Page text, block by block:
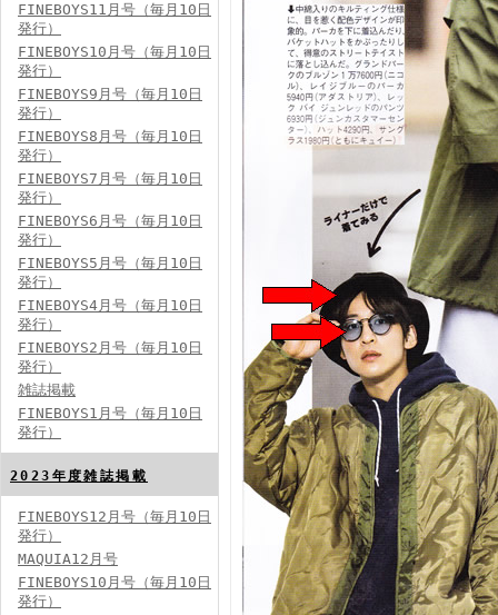
FINEBOYS2024年4月号
FINEBOYS2024年2月号
FINEBOYS11月号（毎月10日
発行）
FINEBOYS10月号（毎月10日
発行）
FINEBOYS9月号（毎月10日
発行）
FINEBOYS8月号（毎月10日
発行）
FINEBOYS7月号（毎月10日
発行）
FINEBOYS6月号（毎月10日
発行）
FINEBOYS5月号（毎月10日
発行）
FINEBOYS4月号（毎月10日
発行）
FINEBOYS2月号（毎月10日
発行）
雑誌掲載
FINEBOYS1月号（毎月10日
発行）
2023年度雑誌掲載
FINEBOYS12月号（毎月10日
発行）
MAQUIA12月号
FINEBOYS10月号（毎月10日
発行）